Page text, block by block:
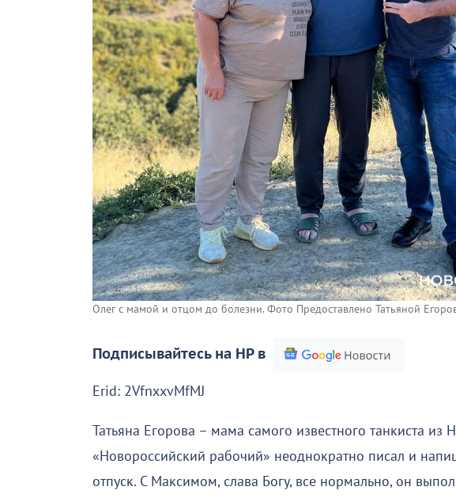
Олег с мамой и отцом до болезни. Фото Предоставлено Татьяной
Подписывайтесь на НР в
Erid: 2VfnxxvMfMJ
Татьяна Егорова – мама самого известного танкиста
«Новороссийский рабочий» неоднократно писал и
отпуск. С Максимом, слава Богу, все нормально, он